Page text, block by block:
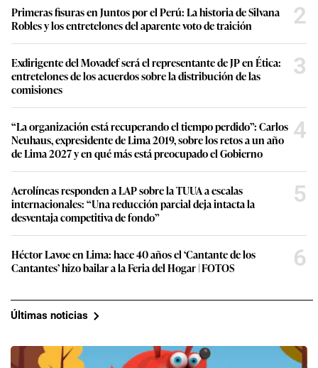
Primeras fisuras en Juntos por el Perú: La historia de Silvana
Robles y los entretelones del aparente voto de traición
2
Exdirigente del Movadef será el representante de JP en Ética:
entretelones de los acuerdos sobre la distribución de las
comisiones
3
“La organización está recuperando el tiempo perdido”: Carlos
Neuhaus, expresidente de Lima 2019, sobre los retos a un año
de Lima 2027 y en qué más está preocupado el Gobierno
4
Aerolíneas responden a LAP sobre la TUUA a escalas
internacionales: “Una reducción parcial deja intacta la
desventaja competitiva de fondo”
5
Héctor Lavoe en Lima: hace 40 años el ‘Cantante de los
Cantantes’ hizo bailar a la Feria del Hogar | FOTOS
6
Últimas noticias